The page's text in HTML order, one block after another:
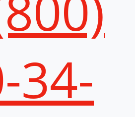
34-